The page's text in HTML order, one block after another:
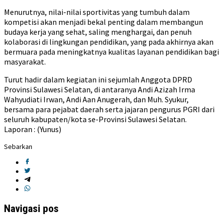
Menurutnya, nilai-nilai sportivitas yang tumbuh dalam
kompetisi akan menjadi bekal penting dalam membangun
budaya kerja yang sehat, saling menghargai, dan penuh
kolaborasi di lingkungan pendidikan, yang pada akhirnya akan
bermuara pada meningkatnya kualitas layanan pendidikan bagi
masyarakat.
Turut hadir dalam kegiatan ini sejumlah Anggota DPRD
Provinsi Sulawesi Selatan, di antaranya Andi Azizah Irma
Wahyudiati Irwan, Andi Aan Anugerah, dan Muh. Syukur,
bersama para pejabat daerah serta jajaran pengurus PGRI dari
seluruh kabupaten/kota se-Provinsi Sulawesi Selatan.
Laporan : (Yunus)
Sebarkan
Navigasi pos